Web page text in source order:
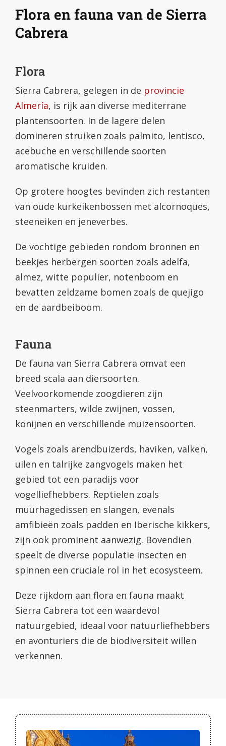
Flora en fauna van de Sierra
Cabrera
Flora
Sierra Cabrera, gelegen in de provincie
Almería, is rijk aan diverse mediterrane
plantensoorten. In de lagere delen
domineren struiken zoals palmito, lentisco,
acebuche en verschillende soorten
aromatische kruiden.
Op grotere hoogtes bevinden zich restanten
van oude kurkeikenbossen met alcornoques,
steeneiken en jeneverbes.
De vochtige gebieden rondom bronnen en
beekjes herbergen soorten zoals adelfa,
almez, witte populier, notenboom en
bevatten zeldzame bomen zoals de quejigo
en de aardbeiboom.
Fauna
De fauna van Sierra Cabrera omvat een
breed scala aan diersoorten.
Veelvoorkomende zoogdieren zijn
steenmarters, wilde zwijnen, vossen,
konijnen en verschillende muizensoorten.
Vogels zoals arendbuizerds, haviken, valken,
uilen en talrijke zangvogels maken het
gebied tot een paradijs voor
vogelliefhebbers. Reptielen zoals
muurhagedissen en slangen, evenals
amfibieën zoals padden en Iberische kikkers,
zijn ook prominent aanwezig. Bovendien
speelt de diverse populatie insecten en
spinnen een cruciale rol in het ecosysteem.
Deze rijkdom aan flora en fauna maakt
Sierra Cabrera tot een waardevol
natuurgebied, ideaal voor natuurliefhebbers
en avonturiers die de biodiversiteit willen
verkennen.